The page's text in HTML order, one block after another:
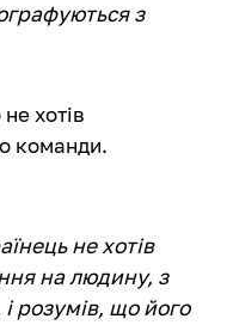
з
хотів
команди.
не хотів
на людину, з
розумів, що його